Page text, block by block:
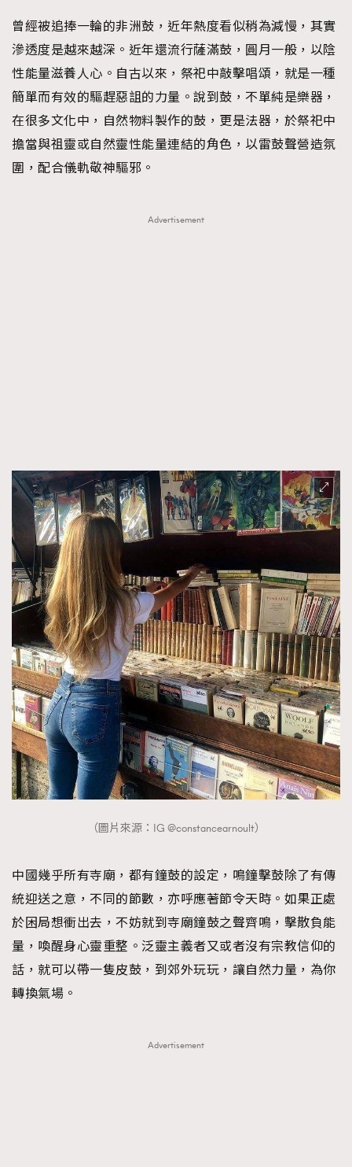
曾經被追捧一輪的非洲鼓，近年熱度看似稍為減慢，其實
滲透度是越來越深。近年還流行薩滿鼓，圓月一般，以陰
性能量滋養人心。自古以來，祭祀中敲擊唱頌，就是一種
簡單而有效的驅趕惡詛的力量。說到鼓，不單純是樂器，
在很多文化中，自然物料製作的鼓，更是法器，於祭祀中
擔當與祖靈或自然靈性能量連結的角色，以雷鼓聲營造氛
圍，配合儀軌敬神驅邪。
Advertisement
（圖片來源：IG @constancearnoult）
中國幾乎所有寺廟，都有鐘鼓的設定，鳴鐘擊鼓除了有傳
統迎送之意，不同的節數，亦呼應著節令天時。如果正處
於困局想衝出去，不妨就到寺廟鐘鼓之聲齊鳴，擊散負能
量，喚醒身心靈重整。泛靈主義者又或者沒有宗教信仰的
話，就可以帶一隻皮鼓，到郊外玩玩，讓自然力量，為你
轉換氣場。
Advertisement